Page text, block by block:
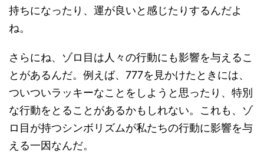
持ちになったり、運が良いと感じたりするんだよ
ね。
さらにね、ゾロ目は人々の行動にも影響を与えるこ
とがあるんだ。例えば、777を見かけたときには、
ついついラッキーなことをしようと思ったり、特別
な行動をとることがあるかもしれない。これも、ゾ
ロ目が持つシンボリズムが私たちの行動に影響を与
える一因なんだ。